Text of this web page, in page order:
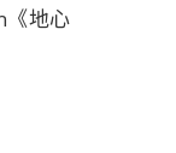
地心
》 大